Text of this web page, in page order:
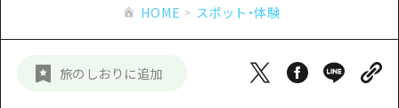
ナイトライフ
備北
芸北
芸北
山口県東部
アクセス
新着情報
HOME スポット・体験
旅のしおりに追加